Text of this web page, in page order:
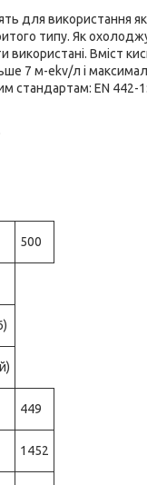
для використання
типу. Як
Вміст
7 м-ekv/л і
стандартам: EN 442-
500
449
1452